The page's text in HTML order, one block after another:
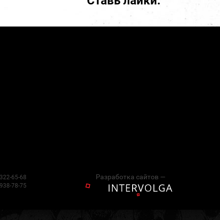
65-68
78-75
Разработка сайтов —